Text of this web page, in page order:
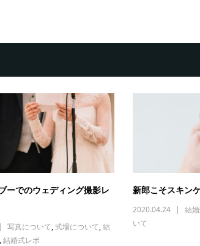
ーでのウェディング撮影レ
写真について,式場について,結
,結婚式レポ
新郎こそスキン
2020.04.24 結
いて